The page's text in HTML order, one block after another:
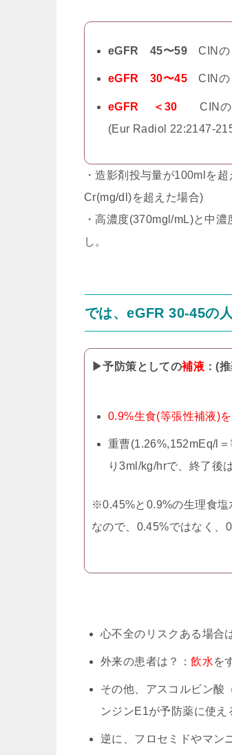
eGFR 45〜59 CINの
eGFR 30〜45 CINの
eGFR ＜30 CINの
(Eur Radiol 22:2147-
・造影剤投与量が100mlを
Cr(mg/dl)を超えた場合)
・高濃度(370mgl/mL)と中
し。
では、eGFR 30-45の
▶予防策としての補液 ：(
0.9%生食(等張性補液)
重曹(1.26%,152mEq/l
り3ml/kg/hrで、終了後
※0.45%と0.9%の生理食塩
なので、0.45%ではなく、
心不全のリスクある場合
外来の患者は？：飲水を
その他、アスコルビン酸
ンジンE1が予防薬に使え
逆に、フロセミドやマン